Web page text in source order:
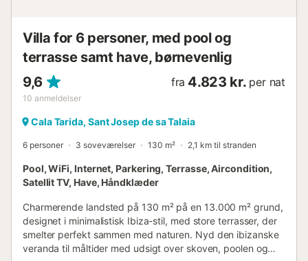
Villa for 6 personer, med pool og
terrasse samt have, børnevenlig
9,6
10 anmeldelser
fra 4.823 kr. per nat
Cala Tarida, Sant Josep de sa Talaia
6 personer 3 soveværelser 130 m² 2,1 km til stranden
Pool, WiFi, Internet, Parkering, Terrasse, Aircondition,
Satellit TV, Have, Håndklæder
Charmerende landsted på 130 m² på en 13.000 m² grund,
designet i minimalistisk Ibiza-stil, med store terrasser, der
smelter perfekt sammen med naturen. Nyd den ibizanske
veranda til måltider med udsigt over skoven, poolen og